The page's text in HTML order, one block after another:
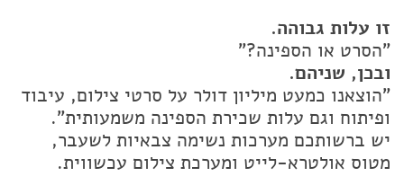
זו עלות גבוהה.
"הסרט או הספינה?"
ובכן, שניהם.
"הוצאנו כמעט מיליון דולר על סרטי צילום, עיבוד
ופיתוח וגם עלות שכירת הספינה משמעותית".
יש ברשותכם מערכות נשימה צבאיות לשעבר,
מטוס אולטרא-לייט ומערכת צילום עכשווית.